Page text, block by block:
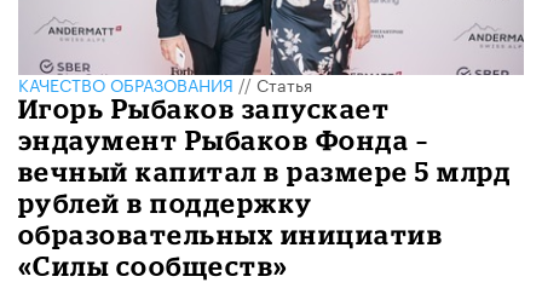
КАЧЕСТВО ОБРАЗОВАНИЯ//Статья
Игорь Рыбаков запускает
эндаумент Рыбаков Фонда –
вечный капитал в размере 5 млрд
рублей в поддержку
образовательных инициатив
«Силы сообществ»